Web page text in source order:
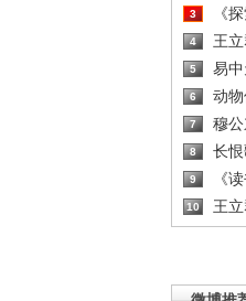
3 《
4 王
5 易
6 动
7 穆
8 长
9 《
10 王